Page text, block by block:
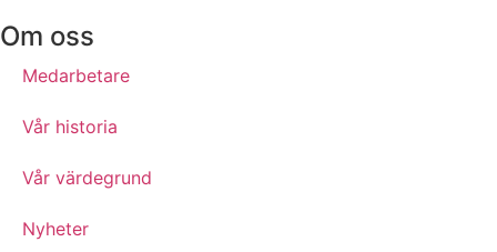
Om oss
Medarbetare
Vår historia
Vår värdegrund
Nyheter